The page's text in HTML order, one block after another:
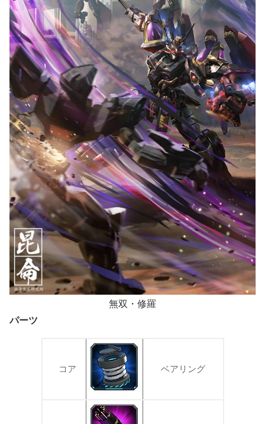
無双・修羅
パーツ
コア ベアリング